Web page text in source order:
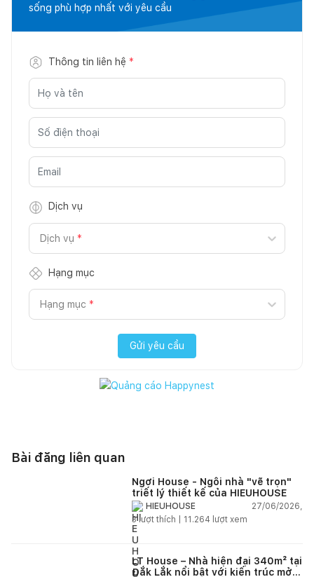
sống phù hợp nhất với yêu cầu
Thông tin liên hệ *
Dịch vụ
Dịch vụ *
Hạng mục
Hạng mục *
Gửi yêu cầu
Bài đăng liên quan
Ngơi House - Ngôi nhà "vẽ trọn"
triết lý thiết kế của HIEUHOUSE
HIEUHOUSE
27/06/2026,
3lượt thích | 11.264 lượt xem
LT House – Nhà hiện đại 340m² tại
Đắk Lắk nổi bật với kiến trúc mở